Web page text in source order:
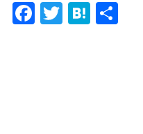
Fa
T
H